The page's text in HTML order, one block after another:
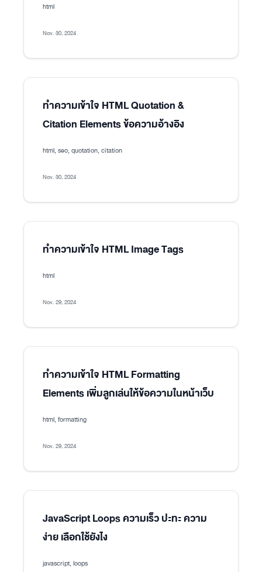
html
Nov. 30, 2024
ทำความเข้าใจ HTML Quotation &
Citation Elements ข้อความอ้างอิง
html, seo, quotation, citation
Nov. 30, 2024
ทำความเข้าใจ HTML Image Tags
html
Nov. 29, 2024
ทำความเข้าใจ HTML Formatting
Elements เพิ่มลูกเล่นให้ข้อความในหน้าเว็บ
html, formatting
Nov. 29, 2024
JavaScript Loops ความเร็ว ปะทะ ความ
ง่าย เลือกใช้ยังไง
javascript, loops